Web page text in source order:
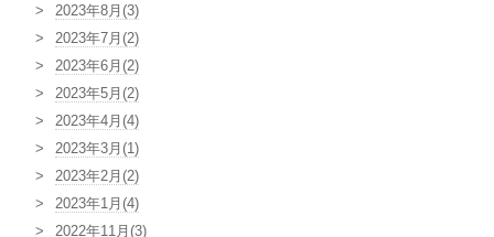
2023年8月(3)
2023年7月(2)
2023年6月(2)
2023年5月(2)
2023年4月(4)
2023年3月(1)
2023年2月(2)
2023年1月(4)
2022年11月(3)